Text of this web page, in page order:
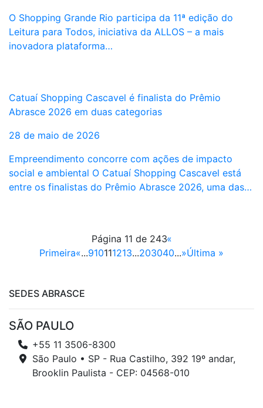
O Shopping Grande Rio participa da 11ª edição do
Leitura para Todos, iniciativa da ALLOS – a mais
inovadora plataforma…
Catuaí Shopping Cascavel é finalista do Prêmio
Abrasce 2026 em duas categorias
28 de maio de 2026
Empreendimento concorre com ações de impacto
social e ambiental O Catuaí Shopping Cascavel está
entre os finalistas do Prêmio Abrasce 2026, uma das…
Página 11 de 243«
Primeira«...910111213...203040...»Última »
SEDES ABRASCE
SÃO PAULO
+55 11 3506-8300
São Paulo • SP - Rua Castilho, 392 19º andar,
Brooklin Paulista - CEP: 04568-010